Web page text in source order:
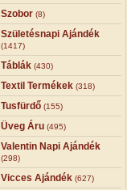
Szobor (8)
Születésnapi Ajándék
(1417)
Táblák (430)
Textil Termékek (318)
Tusfürdő (155)
Üveg Áru (495)
Valentin Napi Ajándék
(298)
Vicces Ajándék (627)